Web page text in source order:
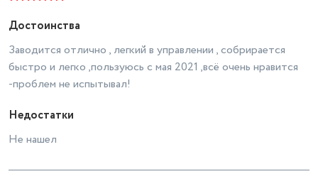
литрах
314.432
Страна производства
мотоблока
Работа с водяным насосом
Достоинства
Заводится отлично , легкий в управлении , собрирается
быстро и легко ,пользуюсь с мая 2021 ,всё очень нравится
-проблем не испытывал!
Недостатки
Не нашел